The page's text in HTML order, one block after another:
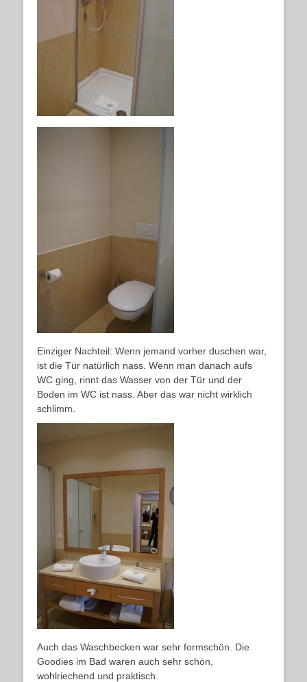
Einziger Nachteil: Wenn jemand vorher duschen war,
ist die Tür natürlich nass. Wenn man danach aufs
WC ging, rinnt das Wasser von der Tür und der
Boden im WC ist nass. Aber das war nicht wirklich
schlimm.
Auch das Waschbecken war sehr formschön. Die
Goodies im Bad waren auch sehr schön,
wohlriechend und praktisch.